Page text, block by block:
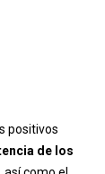
positivos
de los